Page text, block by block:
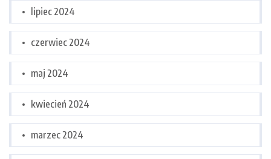
lipiec 2024
czerwiec 2024
maj 2024
kwiecień 2024
marzec 2024